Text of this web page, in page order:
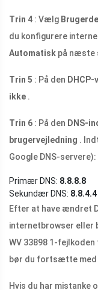
Trin 4 : Vælg
du konfigurere
Automatisk på næste
Trin 5 : På den
ikke .
Trin 6 : På den DNS-
brugervejledning .
Google DNS-servere):
Primær DNS: 8.8.8.8
Sekundær DNS: 8.8.4.4
Efter at have ændret
internetbrowser eller
WV 33898 1-
bør du fortsætte med
Hvis du har mistanke